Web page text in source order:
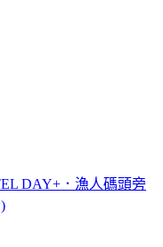
DAY+．漁人碼頭旁